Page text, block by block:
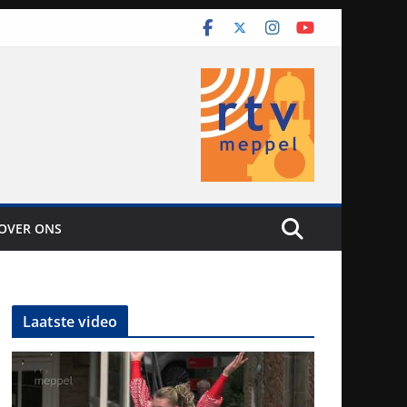
ONS
Laatste video